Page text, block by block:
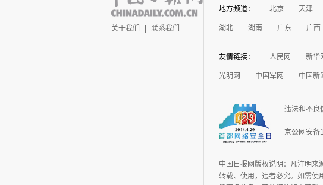
关于我们 | 联系我们
地方频道： 北京 天津
湖北 湖南 广东 广西
友情链接： 人民网 新华
光明网 中国军网 中国新
违法和不良
京公网安备
中国日报网版权说明：凡注明来
转载、使用，违者必究。如需使